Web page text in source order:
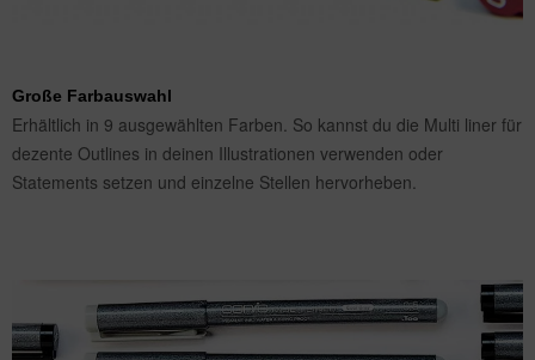
Große Farbauswahl
Erhältlich in 9 ausgewählten Farben. So kannst du die Multi liner für
dezente Outlines in deinen Illustrationen verwenden oder
Statements setzen und einzelne Stellen hervorheben.